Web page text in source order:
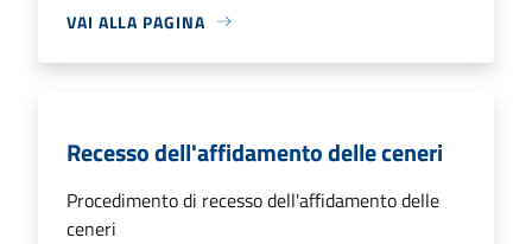
VAI ALLA PAGINA
Recesso dell'affidamento delle ceneri
Procedimento di recesso dell'affidamento delle
ceneri